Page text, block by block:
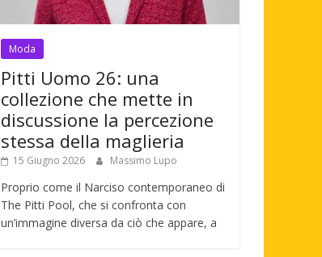
Moda
Pitti Uomo 26: una
collezione che mette in
discussione la percezione
stessa della maglieria
15 Giugno 2026 Massimo Lupo
Proprio come il Narciso contemporaneo di
The Pitti Pool, che si confronta con
un’immagine diversa da ciò che appare, a